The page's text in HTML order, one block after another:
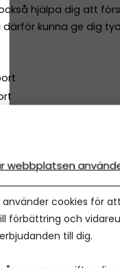
hjälpa dig att
kunna ge dig
enkla att läsa även för
med
webbplatsen
använder cookies för
förbättring och
till dig.